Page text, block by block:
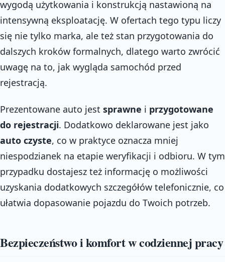
wygodą użytkowania i konstrukcją nastawioną na
intensywną eksploatację. W ofertach tego typu liczy
się nie tylko marka, ale też stan przygotowania do
dalszych kroków formalnych, dlatego warto zwrócić
uwagę na to, jak wygląda samochód przed
rejestracją.
Prezentowane auto jest sprawne i przygotowane
do rejestracji. Dodatkowo deklarowane jest jako
auto czyste, co w praktyce oznacza mniej
niespodzianek na etapie weryfikacji i odbioru. W tym
przypadku dostajesz też informację o możliwości
uzyskania dodatkowych szczegółów telefonicznie, co
ułatwia dopasowanie pojazdu do Twoich potrzeb.
Bezpieczeństwo i komfort w codziennej pracy